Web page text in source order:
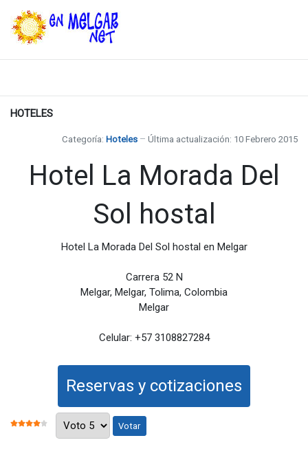
HOTELES
Categoría: Hoteles Última actualización: 10 Febrero 2015
Hotel La Morada Del
Sol hostal
Hotel La Morada Del Sol hostal en Melgar
Carrera 52 N
Melgar, Melgar, Tolima, Colombia
Melgar
Celular: +57 3108827284
Reservas y cotizaciones
RATIO:4/5 Por favor, vote